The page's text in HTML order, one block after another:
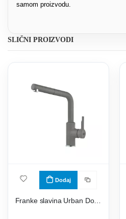
samom proizvodu.
SLIČNI PROIZVODI
Dodaj
Franke slavina Urban Doccia 115.0595.089